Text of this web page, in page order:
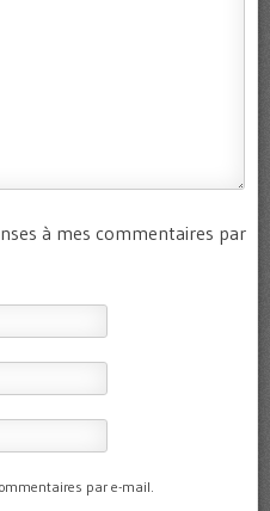
à mes commentaires par
par e-mail.